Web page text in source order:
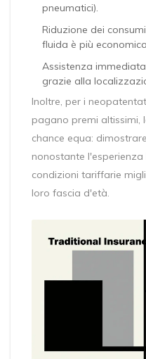
pneumatici).
Riduzione dei
fluida è più
Assistenza
grazie alla
Inoltre, per i
pagano premi altissimi,
chance equa:
nonostante
condizioni tariffarie
loro fascia d'età.